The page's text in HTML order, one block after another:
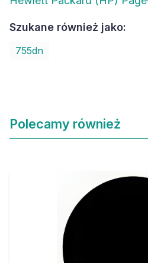
Szukane również jako:
755dn
Polecamy również